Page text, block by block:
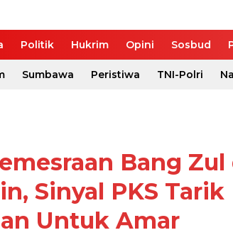
Politik Hukrim Opini Sosbud
Sumbawa Peristiwa TNI-Polri
Bang Zul
Sinyal PKS Tarik
Untuk Amar